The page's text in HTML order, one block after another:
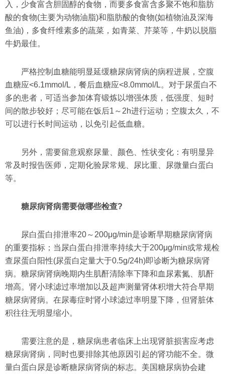
入，少食富含胆固醇的食物，而要多食富含多聚不饱和脂肪
酸的食物(主要为动物油脂)和脂肪酸的食物(如植物油及深海
鱼油)，多食纤维素多的蔬菜，如青菜、芹菜等，牛奶以脱脂
牛奶最佳。
严格控制血糖能明显延缓糖尿病肾病的病程进展，空腹
血糖应<6.1mmol/L，餐后血糖应<8.0mmol/L。对于尿蛋白不
多的患者，可适当参加体育锻炼以增强体质，低强度、短时
间的散步较好；尽可能在饭后1～2h进行运动；空腹太久，不
可以进行长时间运动，以免引起低血糖。
另外，需要留意观察尿量、颜色、性状变化：有明显异
常及时报告医师，定期化验尿常规、尿比重、尿微量白蛋白
等。
糖尿病肾病需要做哪些检查?
尿白蛋白排泄率20～200μg/min是诊断早期糖尿病肾病
的重要指标；当尿白蛋白排泄率持续大于200μg/min或常规检
查尿蛋白阳性(尿蛋白定量大于0.5g/24h)即诊断为糖尿病肾
病。糖尿病肾病晚期内生肌酐清除率下降和血尿素氮、肌酐
增高。肾小球滤过率增加以及超声测量肾体积增大符合早期
糖尿病肾病。在尿毒症时肾小球滤过率明显下降，但肾脏体
积往往无明显缩小。
需要注意的是，糖尿病患者临床上出现肾脏损害应考虑
糖尿病肾病，同时也要排除其他原因引起的肾功能不全。微
量白蛋白尿是诊断糖尿病肾病的标志。美国糖尿病协会建